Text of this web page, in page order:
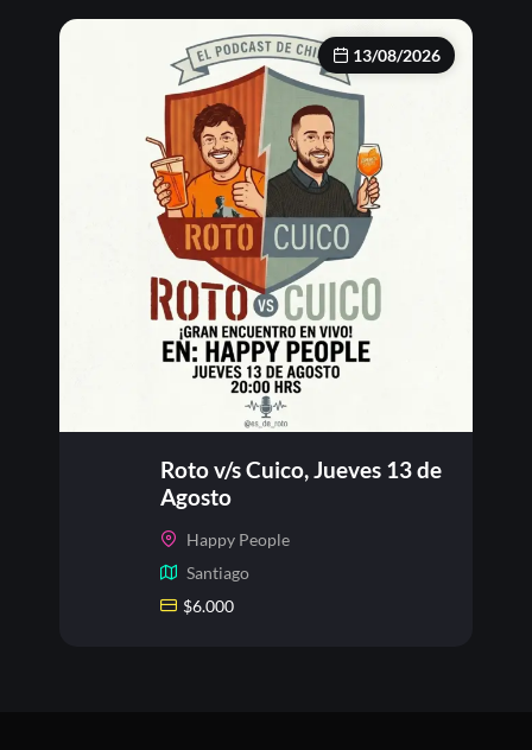
13/08/2026
Roto v/s Cuico, Jueves 13 de
Agosto
Happy People
Santiago
$6.000